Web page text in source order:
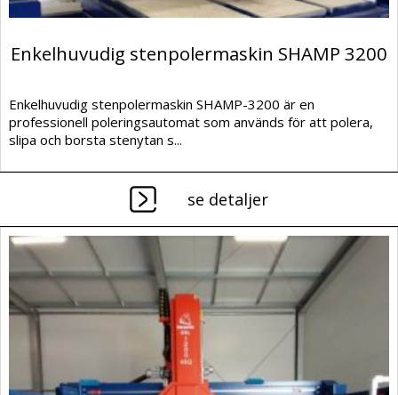
Enkelhuvudig stenpolermaskin SHAMP 3200
Enkelhuvudig stenpolermaskin SHAMP-3200 är en
professionell poleringsautomat som används för att polera,
slipa och borsta stenytan s...
se detaljer